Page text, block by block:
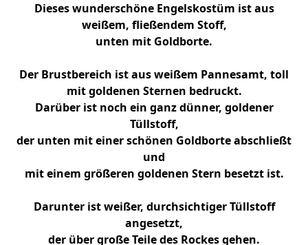
Dieses wunderschöne Engelskostüm ist aus
weißem, fließendem Stoff,
unten mit Goldborte.
Der Brustbereich ist aus weißem Pannesamt, toll
mit goldenen Sternen bedruckt.
Darüber ist noch ein ganz dünner, goldener
Tüllstoff,
der unten mit einer schönen Goldborte abschließt
und
mit einem größeren goldenen Stern besetzt ist.
Darunter ist weißer, durchsichtiger Tüllstoff
angesetzt,
der über große Teile des Rockes gehen.